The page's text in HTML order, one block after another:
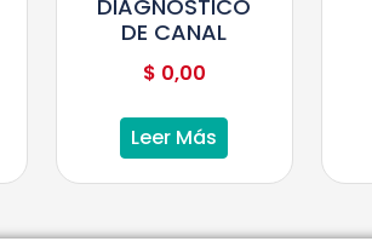
DIAGNOSTICO
DE CANAL
$ 0,00
Leer Más